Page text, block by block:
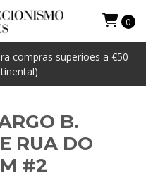
compras superioes a €50
0
B.
RUA DO
#2